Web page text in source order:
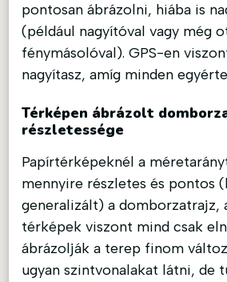
pontosan ábrázolni, hiába is
(például nagyítóval vagy még
fénymásolóval). GPS-en
nagyítasz, amíg minden
Térképen ábrázolt
részletessége
Papírtérképeknél a
mennyire részletes és pontos
generalizált) a domborzatrajz,
térképek viszont mind csak
ábrázolják a terep finom
ugyan szintvonalakat látni, de